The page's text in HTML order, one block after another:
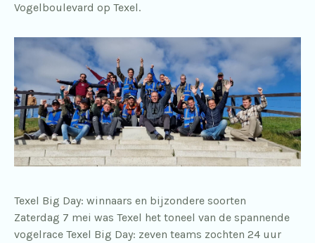
Vogelboulevard op Texel.
Texel Big Day: winnaars en bijzondere soorten
Zaterdag 7 mei was Texel het toneel van de spannende
vogelrace Texel Big Day: zeven teams zochten 24 uur